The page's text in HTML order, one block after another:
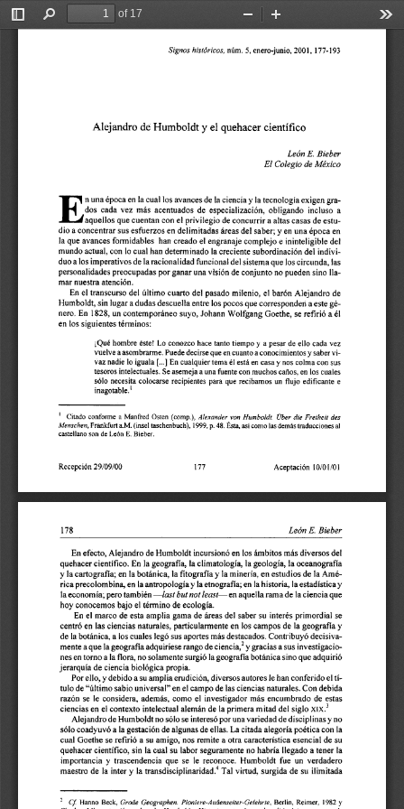
Toggle
Find
of 17
Zoom
Signos históricos, núm. 5, enero-junio, 200 1, 177- 193
Alejandro de Humboldt y el quehacer científico
Leen E. Bieber
El Colegio de México
E n una época en la cual los avances de la ciencia y la tecnología exigen gra-
dos  cada vez más acentuados de especialización, obligando incluso  a
aquellos que cuentan con el privilegio de concurrir a altas casas de estu-
dio a concentrar sus esfuerzos en delimitadas áreas del saber; y en una época en
la que avances formidables han creado el engranaje complejo e ininteligible del
mundo actual, con lo cual han determinado la creciente subordinación del indivi-
duo a los imperativos de la racionalidad funcional del sistema que los circunda, las
personalidades preocupadas  por ganar una visión de conjunto no pueden sino Ila-
mar nuestra atención.
En el transcurso del último cuarto del pasado  milenio, el barón Alejandro de
Humboldt, sin lugar a dudas descuella entre los pocos que corresponden a este gé-
nero. En 1828, un contemporáneo suyo, Johann Wolfgang Goethe, se refirió a él
en los siguientes términos:
;Que hombre este! Lo conozco hace tanto tiempo y a pesar de ello cada vez
vuelve a asombrarme. Puede decirse que en cuanto a conocimientos y saber vi-
vaz nadie lo  iguala [...] En cualquier tema el está en casa y nos colma con sus
tesoros intelectuales. Se asemeja a una fuente con muchos caiios, en los cuales
s61o necesita colocarse recipientes para que recibamos un flujo edificante e
inagotable.'
1 Citado conforme a Manfred Osten (comp.), Alexander von Humboldt Uber die Freiheit des
Menschen, Frankfurt a.M. (insel taschenbuch), 1999; p. 48. Ésta, así como las demas traducciones al
castellano son de León E. Bieber.
Recepcibn 29109100 177 Aceptacibn 1010llOl
León E. Bieber
En efecto, Alejandro de Humboldt incursionó en los ámbitos más diversos del
quehacer cientifico. En la geografía, la climatologí~ la geología, la oceanografía
y la cartografia; en la botánica, la fitografía y la minería, en estudios de la Amé-
rica precolombina, en la antropología y la etnografía; en la historia, la estadística y
la economía; pero también -1ast but not lemt-en aquella rama de la ciencia que
hoy conocemos bajo el termino de ecologia.
En el marco de esta amplia gama de áreas del saber su  interés primordial se
centró en las ciencias naturales, particularmente en los campos de la geografía y
de la botánica, a los cuales legó sus aportes más destacados. Contribuyó decisiva-
mente a que la geografía adquiriese rango de ciencia,' y gracias a sus investigacio-
nes en torno a la flora, no solamente surgió la geografía botánica sino que adquirió
jerarquía de ciencia biológica propia.
Por ello, y debido a su amplia erudición, diversos autores le han conferido el tí-
tulo de "último sabio universal" en el campo de las ciencias naturales. Con debida
razón se le considera,  además, como el investigador más  encumbrado de estas
ciencias en el contexto intelectual alemán de la primera mitad del siglo XIX.'
Alejandro de Humboldt no sólo se interesó por una variedad de disciplinas y no
sólo coadyuvó a la  gestación de algunas de ellas. La citada alegoría poética con la
cual Goethe se refirió a su amigo, nos remite a otra característica esencial de su
quehacer científico, sin la cual su labor seguramente no habría  llegado a tener la
importancia  y  trascendencia que se le reconoce.  Humboldt fue un verdadero
maestro de la  inter y la han~disci~linaridad.~ Tal virtud, surgida de su ilimitada
Cf Hanno Beck, Grade Geographen. Pioniere-Air6enseirer-Gelehrle. Berlin, Reimer,  1982 y